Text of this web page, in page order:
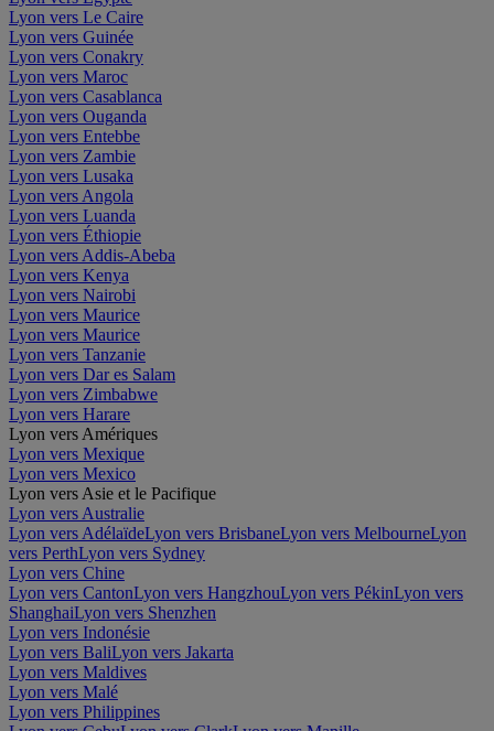
Lyon vers Le Caire
Lyon vers Guinée
Lyon vers Conakry
Lyon vers Maroc
Lyon vers Casablanca
Lyon vers Ouganda
Lyon vers Entebbe
Lyon vers Zambie
Lyon vers Lusaka
Lyon vers Angola
Lyon vers Luanda
Lyon vers Éthiopie
Lyon vers Addis-Abeba
Lyon vers Kenya
Lyon vers Nairobi
Lyon vers Maurice
Lyon vers Maurice
Lyon vers Tanzanie
Lyon vers Dar es Salam
Lyon vers Zimbabwe
Lyon vers Harare
Lyon vers Amériques
Lyon vers Mexique
Lyon vers Mexico
Lyon vers Asie et le Pacifique
Lyon vers Australie
Lyon vers AdélaïdeLyon vers BrisbaneLyon vers MelbourneLyon
vers PerthLyon vers Sydney
Lyon vers Chine
Lyon vers CantonLyon vers HangzhouLyon vers PékinLyon vers
ShanghaiLyon vers Shenzhen
Lyon vers Indonésie
Lyon vers BaliLyon vers Jakarta
Lyon vers Maldives
Lyon vers Malé
Lyon vers Philippines